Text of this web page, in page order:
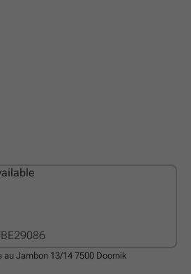
au Jambon 13/14 7500 Doornik